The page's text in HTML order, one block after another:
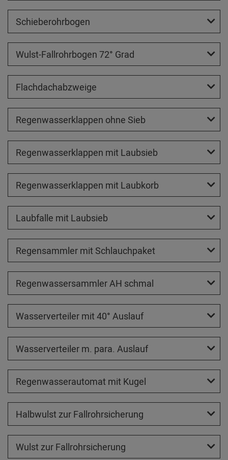
Schieberohrbogen
Wulst-Fallrohrbogen 72° Grad
Flachdachabzweige
Regenwasserklappen ohne Sieb
Regenwasserklappen mit Laubsieb
Regenwasserklappen mit Laubkorb
Laubfalle mit Laubsieb
Regensammler mit Schlauchpaket
Regenwassersammler AH schmal
Wasserverteiler mit 40° Auslauf
Wasserverteiler m. para. Auslauf
Regenwasserautomat mit Kugel
Halbwulst zur Fallrohrsicherung
Wulst zur Fallrohrsicherung